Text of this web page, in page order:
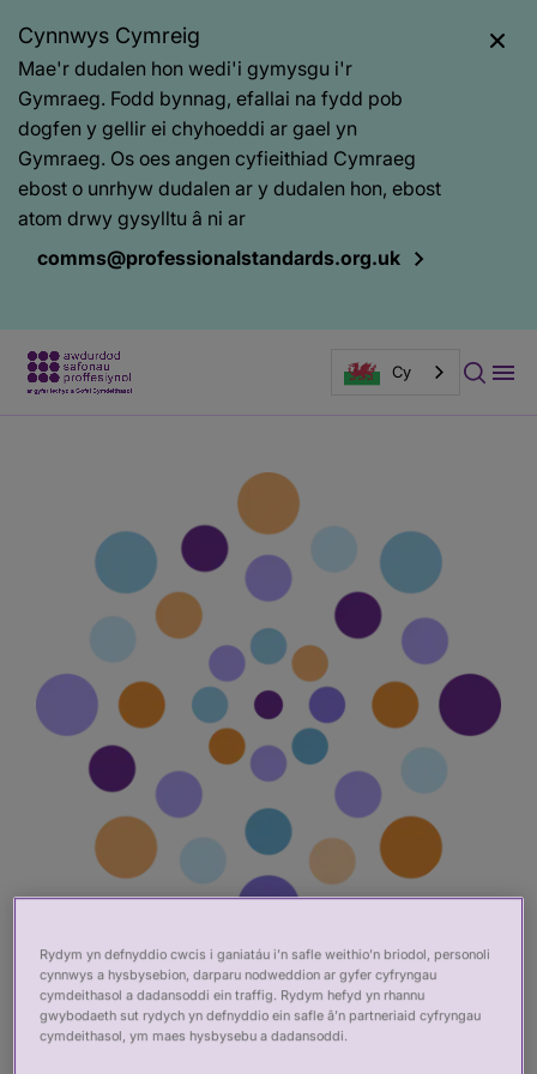
Cynnwys Cymreig
Mae'r dudalen hon wedi'i gymysgu i'r
Gymraeg. Fodd bynnag, efallai na fydd pob
dogfen y gellir ei chyhoeddi ar gael yn
Gymraeg. Os oes angen cyfieithiad Cymraeg
ebost o unrhyw dudalen ar y dudalen hon, ebost
atom drwy gysylltu â ni ar
comms@professionalstandards.org.uk
Cy
Gwirio Ymarferydd
Mae'n bwysig bod pobl sy'n gweithio ym maes
Rydym yn defnyddio cwcis i ganiatáu i’n safle weithio’n briodol, personoli
cynnwys a hysbysebion, darparu nodweddion ar gyfer cyfryngau
cymdeithasol a dadansoddi ein traffig. Rydym hefyd yn rhannu
gwybodaeth sut rydych yn defnyddio ein safle â’n partneriaid cyfryngau
cymdeithasol, ym maes hysbysebu a dadansoddi.